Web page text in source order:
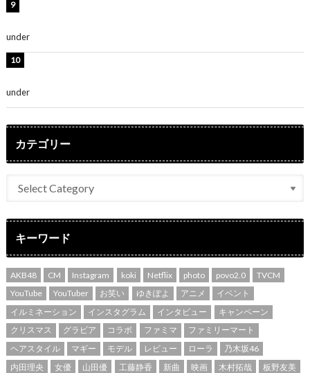
under
under
カテゴリー
キーワード
AKB48 CM Instagram koki Netflix photo povo2.0
TVCM
YouTube
YouTuber お笑い ゆきぽよ アニメ
イベント
イルミネーション
インスタグラム インタビュー
キャンペーン
クリスマス
グラビア コラボ ファミマ
ファミリーマート
ヘアスタイル
マギー モデル レビュー ローラ
乃木坂46
内田理央
女優 山田優 工藤静香 新曲 映画 木村拓哉
板野友美